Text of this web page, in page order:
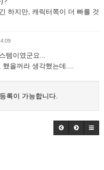
하지만, 캐릭터쪽이 더 빠를 것
템이였군요...
했을꺼라 생각했는데....
록이 가능합니다.